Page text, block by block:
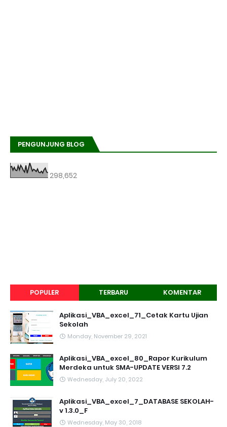
PENGUNJUNG BLOG
298,652
POPULER TERBARU KOMENTAR
Aplikasi_VBA_excel_71_Cetak Kartu Ujian
Sekolah
Monday, November 29, 2021
Aplikasi_VBA_excel_80_Rapor Kurikulum
Merdeka untuk SMA-UPDATE VERSI 7.2
Wednesday, July 20, 2022
Aplikasi_VBA_excel_7_DATABASE SEKOLAH-
v 1.3.0_F
Wednesday, May 30, 2018